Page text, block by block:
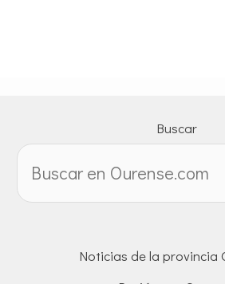
Buscar
Noticias de la provincia